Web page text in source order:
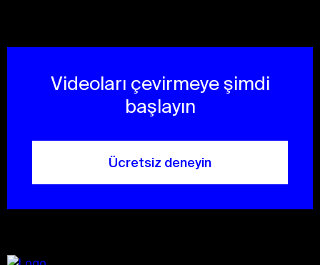
Videoları çevirmeye şimdi
başlayın
Ücretsiz deneyin